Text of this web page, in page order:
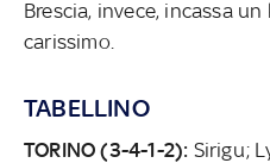
Brescia, invece, incassa
carissimo.
TABELLINO
TORINO (3-4-1-2): Sirigu;